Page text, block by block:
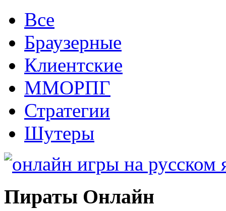
Все
Браузерные
Клиентские
ММОРПГ
Стратегии
Шутеры
Пираты Онлайн